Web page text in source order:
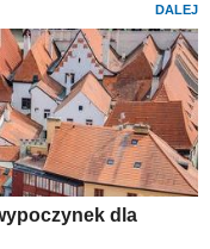
DALEJ
dla